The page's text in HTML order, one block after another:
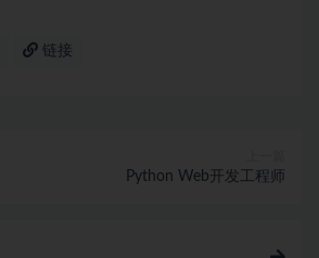
链接
Python Web开发工程师